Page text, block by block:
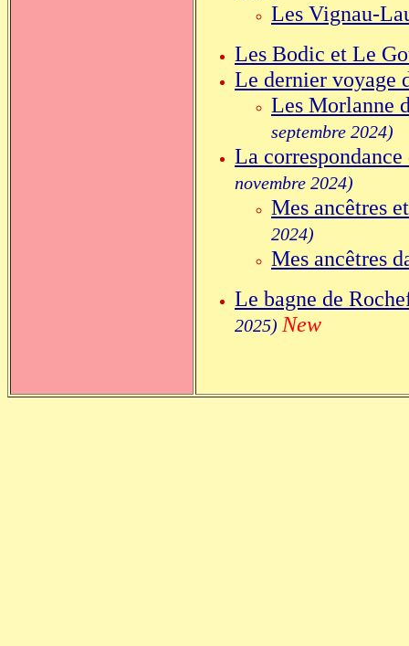
Les Vignau-
Les Bodic et Le
Le dernier voyage
Les Morlanne
septembre 2024)
La
novembre 2024)
Mes ancêtres
2024)
Mes ancêtres
Le bagne de
2025) New